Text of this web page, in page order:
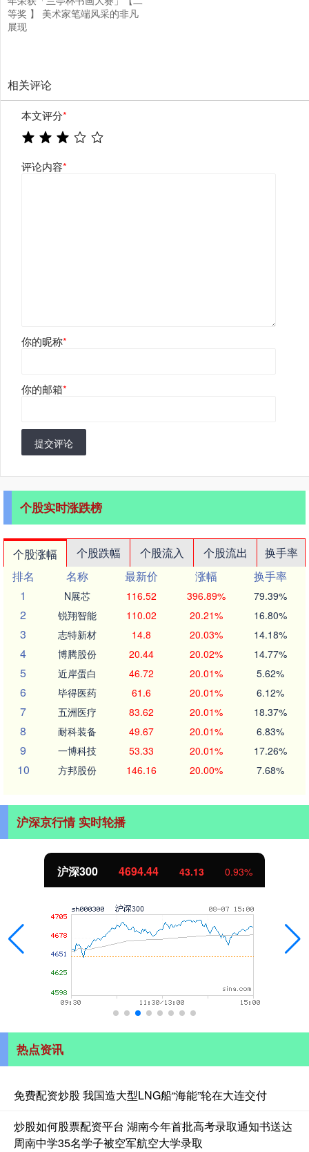
等奖 】 美术家笔端风采的非凡
展现
相关评论
本文评分*
评论内容*
你的昵称*
你的邮箱*
提交评论
个股实时涨跌榜
个股涨幅 个股跌幅 个股流入 个股流出
换手率
排名
名称 最新价 涨幅
换手率
1
N展芯 116.52 396.89% 79.39%
2 锐翔智能 110.02 20.21% 16.80%
3 志特新材 14.8 20.03% 14.18%
4 博腾股份 20.44 20.02% 14.77%
5 近岸蛋白 46.72 20.01% 5.62%
6 毕得医药 61.6 20.01% 6.12%
7 五洲医疗 83.62 20.01% 18.37%
8 耐科装备 49.67 20.01% 6.83%
9 一博科技 53.33 20.01% 17.26%
10 方邦股份 146.16 20.00% 7.68%
沪深京行情 实时轮播
北证50 1134.24 11.37 1.01%
热点资讯
免费配资炒股 我国造大型LNG船“海能”轮在大连交付
炒股如何股票配资平台 湖南今年首批高考录取通知书送达
周南中学35名学子被空军航空大学录取